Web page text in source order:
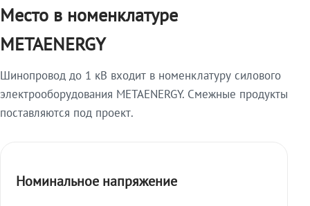
Место в номенклатуре
METAENERGY
Шинопровод до 1 кВ входит в номенклатуру силового
электрооборудования METAENERGY. Смежные продукты
поставляются под проект.
Номинальное напряжение